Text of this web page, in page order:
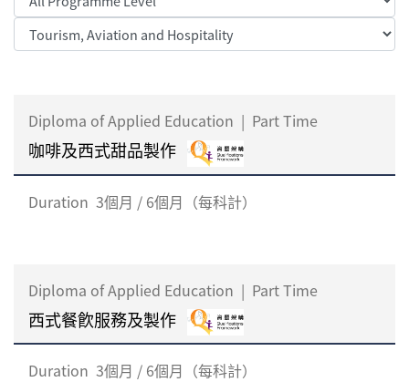
Diploma of Applied Education | Part Time
咖啡及西式甜品製作
Duration 3個月 / 6個月（每科計）
Diploma of Applied Education | Part Time
西式餐飮服務及製作
Duration 3個月 / 6個月（每科計）